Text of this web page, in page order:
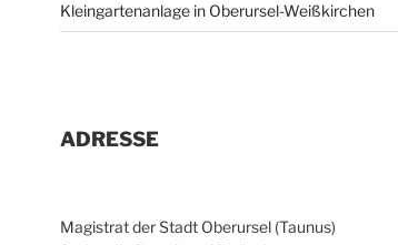
Kleingartenanlage in Oberursel-Weißkirchen
ADRESSE
Magistrat der Stadt Oberursel (Taunus)